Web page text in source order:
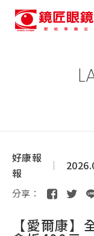
好康報
報
分享：
【愛爾康